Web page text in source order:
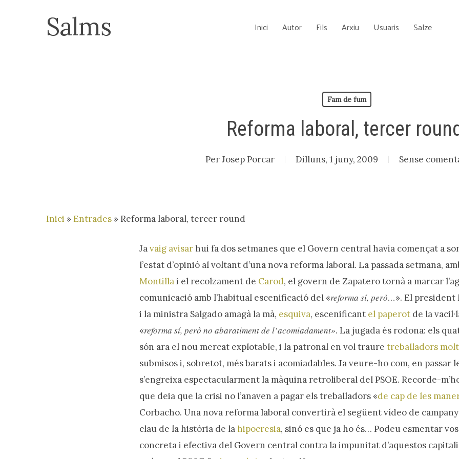
Salms Inici Autor Fils Arxiu Usuaris Salze
Fam de fum
Reforma laboral, tercer
PerJosep Porcar Dilluns, 1 juny, 2009 Sense
Inici »Entrades »Reforma laboral, tercer round
Javaig avisar hui fa dos setmanes que el Govern central havia començat a
l’estat d’opinió al voltant d’una nova reforma laboral. La passada setmana,
Montillai el recolzament de Carod, el govern de Zapatero tornà a marcar
comunicació amb l’habitual escenificació del «reforma sí, però…». El
i la ministra Salgado amagà la mà, esquiva, escenificant el paperot de la
«reforma sí, però no abaratiment de l’acomiadament». La jugada és rodona: els
són ara el nou mercat explotable, i la patronal en vol traure treballadors
submisos i, sobretot, més barats i acomiadables. Ja veure-ho com, en passar
s’engreixa espectacularment la màquina retroliberal del PSOE. Recorde-
que deia que la crisi no l’anaven a pagar els treballadors «de cap de les
Corbacho. Una nova reforma laboral convertirà el següent vídeo de
clau de la història de lahipocresia, sinó es que ja ho és… Podeu esmentar
concreta i efectiva del Govern central contra la impunitat d’aquestos